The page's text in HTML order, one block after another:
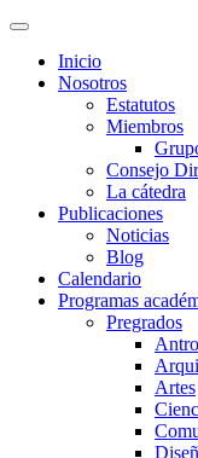
Inicio
Nosotros
Estatutos
Miembros
Consejo
La cátedra
Publicaciones
Noticias
Blog
Calendario
Programas
Pregrados
Artes